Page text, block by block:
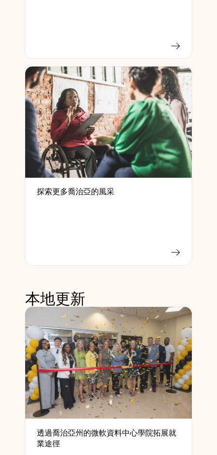
探索更多喬治亞的風采
本地更新
透過喬治亞州的微軟資料中心學院拓展就
業途徑